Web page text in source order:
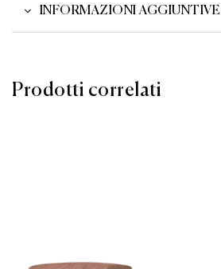
INFORMAZIONI AGGIUNTIVE
Prodotti correlati